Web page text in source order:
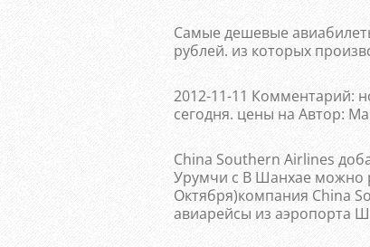
Самые дешевые
рублей. из которых
2012-11-11 Комментарий:
сегодня. цены на Автор:
China Southern Airlines
Урумчи с В Шанхае можно
Октября)компания China
авиарейсы из аэропорта